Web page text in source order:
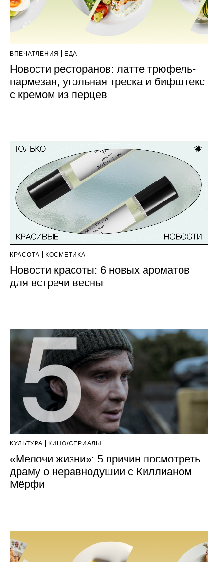
ВПЕЧАТЛЕНИЯ ЕДА
Новости ресторанов: латте трюфель-
пармезан, угольная треска и бифштекс
с кремом из перцев
КРАСОТА КОСМЕТИКА
Новости красоты: 6 новых ароматов
для встречи весны
КУЛЬТУРА КИНО/СЕРИАЛЫ
«Мелочи жизни»: 5 причин посмотреть
драму о неравнодушии с Киллианом
Мёрфи